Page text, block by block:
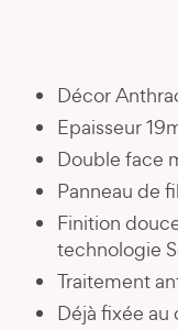
Décor
Epaisseur
Double face
Panneau de
Finition
technologie
Traitement
Déjà fixée au